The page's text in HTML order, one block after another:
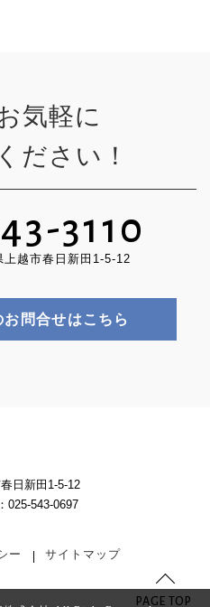
気軽に
ださい！
3110
越市春日新田1-5-12
お問合せはこちら
日新田1-5-12
025-543-0697
ー サイトマップ
PAGE TOP